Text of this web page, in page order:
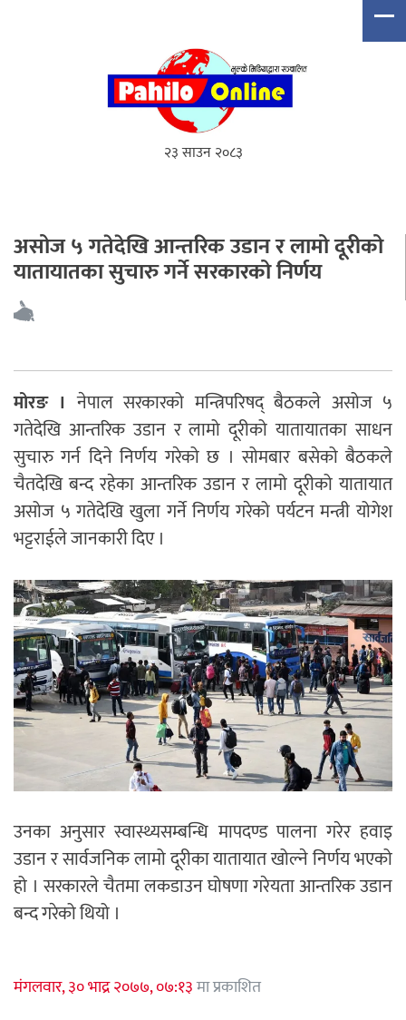
२३ साउन २०८३
असोज ५ गतेदेखि आन्तरिक उडान र लामो दूरीको
यातायातका सुचारु गर्ने सरकारको निर्णय
मोरङ । नेपाल सरकारको मन्त्रिपरिषद् बैठकले असोज ५
गतेदेखि आन्तरिक उडान र लामो दूरीको यातायातका साधन
सुचारु गर्न दिने निर्णय गरेको छ । सोमबार बसेको बैठकले
चैतदेखि बन्द रहेका आन्तरिक उडान र लामो दूरीको यातायात
असोज ५ गतेदेखि खुला गर्ने निर्णय गरेको पर्यटन मन्त्री योगेश
भट्टराईले जानकारी दिए ।
उनका अनुसार स्वास्थ्यसम्बन्धि मापदण्ड पालना गरेर हवाइ
उडान र सार्वजनिक लामो दूरीका यातायात खोल्ने निर्णय भएको
हो । सरकारले चैतमा लकडाउन घोषणा गरेयता आन्तरिक उडान
बन्द गरेको थियो ।
मंगलवार, ३० भाद्र २०७७, ०७:१३मा प्रकाशित